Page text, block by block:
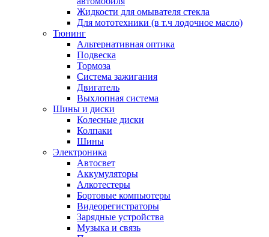
Жидкости для омывателя стекла
Для мототехники (в т.ч лодочное масло)
Тюнинг
Альтернативная оптика
Подвеска
Тормоза
Система зажигания
Двигатель
Выхлопная система
Шины и диски
Колесные диски
Колпаки
Шины
Электроника
Автосвет
Аккумуляторы
Алкотестеры
Бортовые компьютеры
Видеорегистраторы
Зарядные устройства
Музыка и связь